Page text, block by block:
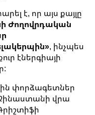
է, որ այս քայլը
Ժողովրդական
, ինչպես
էներգիայի
փորձագետներ
Չինաստանի վրա